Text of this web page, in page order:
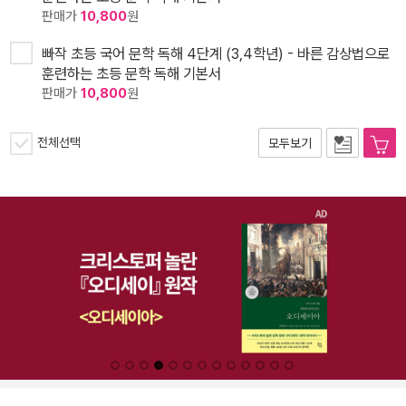
판매가 10,800원
빠작 초등 국어 문학 독해 4단계 (3,4학년) - 바른 감상법으로
훈련하는 초등 문학 독해 기본서
판매가 10,800원
전체선택 모두보기